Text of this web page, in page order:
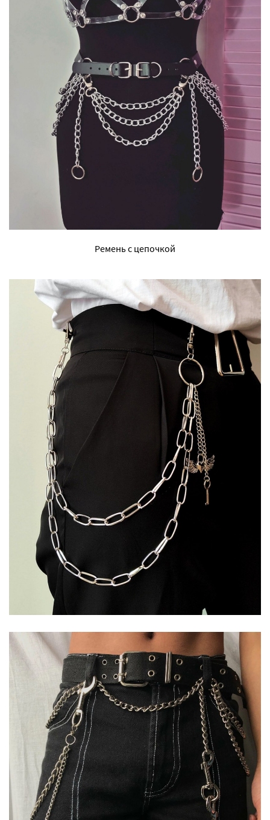
Ремень с цепочкой